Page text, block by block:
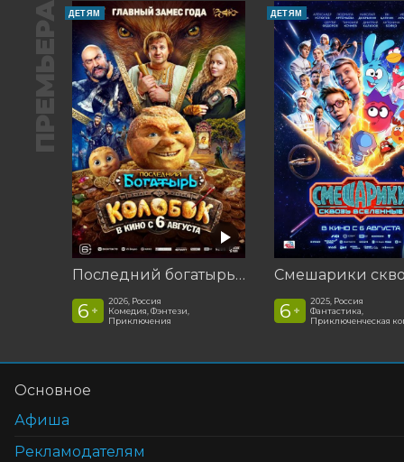
ПРЕМЬЕРА ДЕТЯМ
Последний богатырь. Колобок
6 +
2026, Россия
Комедия, Фэнтези,
Приключения
ДЕТЯМ
6 +
2025, Россия
Фантастика,
Приключенческая
Основное
Афиша
Рекламодателям